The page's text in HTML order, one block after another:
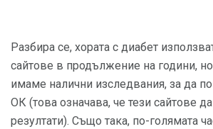
Разбира се, хората с диабет
сайтове в продължение на години,
имаме налични изследвания, за да
ОК (това означава, че тези сайтове
резултати). Също така, по-голямата